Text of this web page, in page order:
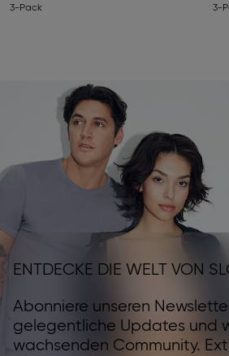
3-Pack 3-
ENTDECKE DIE WELT VON
Abonniere unseren
gelegentliche Updates und
wachsenden Community.